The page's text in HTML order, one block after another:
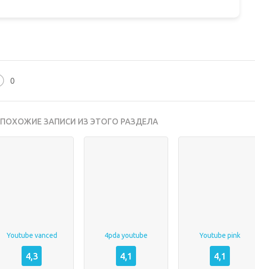
0
ПОХОЖИЕ ЗАПИСИ ИЗ ЭТОГО РАЗДЕЛА
Youtube vanced
4,3
4pda youtube
4,1
Youtube pink
4,1